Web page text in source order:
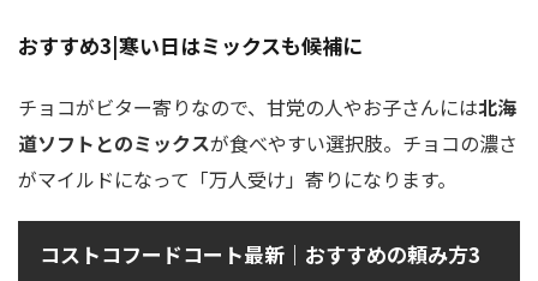
おすすめ3|寒い日はミックスも候補に
チョコがビター寄りなので、甘党の人やお子さんには北海
道ソフトとのミックスが食べやすい選択肢。チョコの濃さ
がマイルドになって「万人受け」寄りになります。
コストコフードコート最新｜おすすめの頼み方3